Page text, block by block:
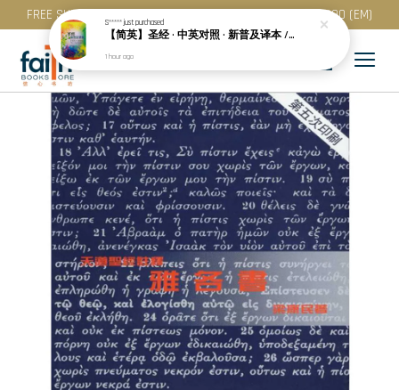
FREE SHIPPING for purchase above RM 200 (WM) / RM 300 (EM)
S*****just purchased
【简英】圣经 · 中英对照 · 新普及译本 / NLT · 精装 · 简体 · CBS4852
1 hour ago